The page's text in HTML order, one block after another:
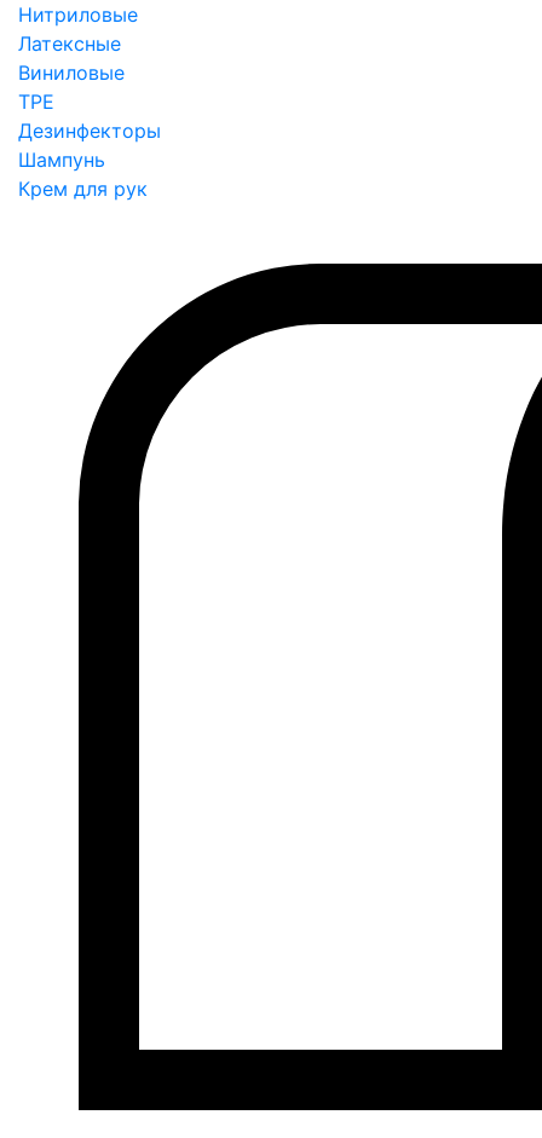
Нитриловые
Латексные
Виниловые
TPE
Дезинфекторы
Шампунь
Крем для рук